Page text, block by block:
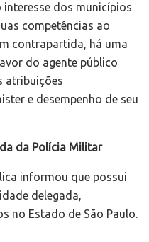
interesse dos municípios
competências ao
contrapartida, há uma
do agente público
atribuições
e desempenho de seu
da Polícia Militar
informou que possui
delegada,
no Estado de São Paulo.